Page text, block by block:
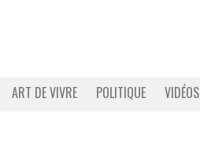
ART DE VIVRE POLITIQUE VIDÉOS